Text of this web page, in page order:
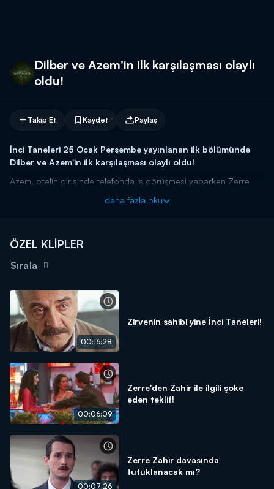
Dilber ve Azem'in ilk karşılaşması olaylı
oldu!
Takip Et Kaydet Paylaş
İnci Taneleri 25 Ocak Perşembe yayınlanan ilk bölümünde
Dilber ve Azem'in ilk karşılaşması olaylı oldu!
Azem, otelin girişinde telefonda iş görüşmesi yaparken Zerre
argolu konuşmaları Azem'in canını sıkar. Azem ve Zerre arasında
İnci Taneleri yeni bölümleriyle perşembe akşamı 20.00'da
Kanal D'de!
daha fazla oku
ÖZEL KLİPLER
Sırala
00:16:28
Zirvenin sahibi yine İnci Taneleri!
00:06:09
Zerre'den Zahir ile ilgili şoke
eden teklif!
00:07:26
Zerre Zahir davasında
tutuklanacak mı?